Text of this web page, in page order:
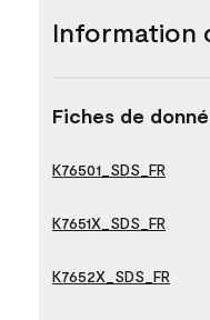
Information
Fiches de
K76501_SDS_FR
K7651X_SDS_FR
K7652X_SDS_FR